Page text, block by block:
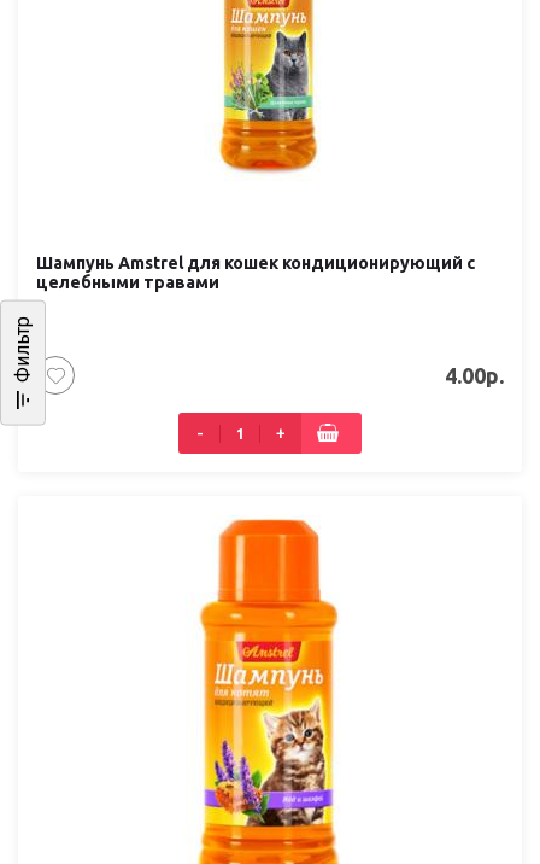
Фильтр
Шампунь Amstrel для кошек кондиционирующий с
целебными травами
4.00р.
- +